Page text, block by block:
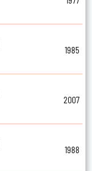
1985
2007
1988